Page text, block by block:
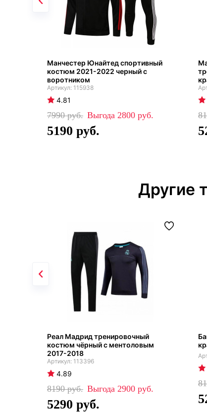
Манчестер Юнайтед спортивный
костюм 2021-2022 черный с
воротником
115938
4.81
7990 2800
5190
Другие
Реал Мадрид тренировочный
костюм чёрный с ментоловым
2017-2018
113396
4.89
8190 2900
5290